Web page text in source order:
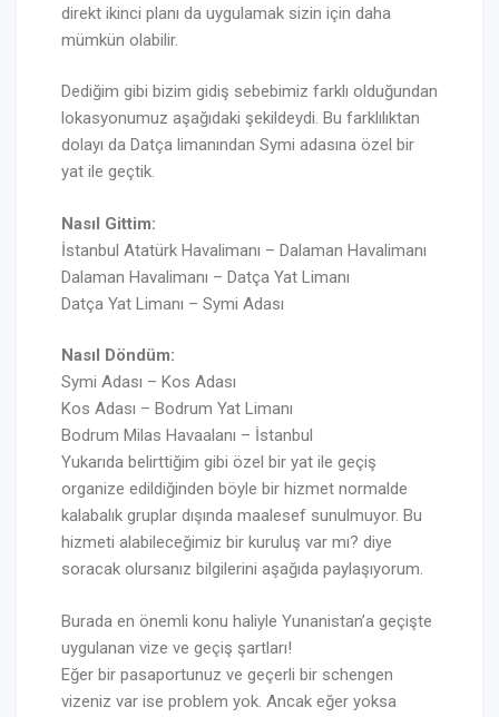
direkt ikinci planı da uygulamak sizin için daha
mümkün olabilir.
Dediğim gibi bizim gidiş sebebimiz farklı olduğundan
lokasyonumuz aşağıdaki şekildeydi. Bu farklılıktan
dolayı da Datça limanından Symi adasına özel bir
yat ile geçtik.
Nasıl Gittim:
İstanbul Atatürk Havalimanı – Dalaman Havalimanı
Dalaman Havalimanı – Datça Yat Limanı
Datça Yat Limanı – Symi Adası
Nasıl Döndüm:
Symi Adası – Kos Adası
Kos Adası – Bodrum Yat Limanı
Bodrum Milas Havaalanı – İstanbul
Yukarıda belirttiğim gibi özel bir yat ile geçiş
organize edildiğinden böyle bir hizmet normalde
kalabalık gruplar dışında maalesef sunulmuyor. Bu
hizmeti alabileceğimiz bir kuruluş var mı? diye
soracak olursanız bilgilerini aşağıda paylaşıyorum.
Burada en önemli konu haliyle Yunanistan’a geçişte
uygulanan vize ve geçiş şartları!
Eğer bir pasaportunuz ve geçerli bir schengen
vizeniz var ise problem yok. Ancak eğer yoksa